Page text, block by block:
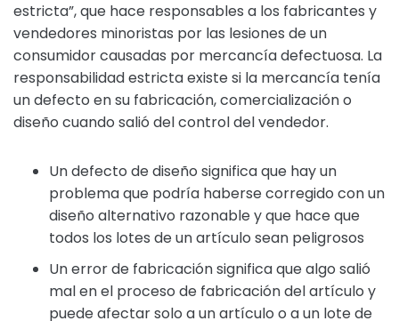
estricta”, que hace responsables a los fabricantes y
vendedores minoristas por las lesiones de un
consumidor causadas por mercancía defectuosa. La
responsabilidad estricta existe si la mercancía tenía
un defecto en su fabricación, comercialización o
diseño cuando salió del control del vendedor.
Un defecto de diseño significa que hay un
problema que podría haberse corregido con un
diseño alternativo razonable y que hace que
todos los lotes de un artículo sean peligrosos
Un error de fabricación significa que algo salió
mal en el proceso de fabricación del artículo y
puede afectar solo a un artículo o a un lote de